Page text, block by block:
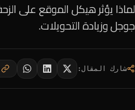
جوجل وزيادة التحويلات.
شارك المقال: